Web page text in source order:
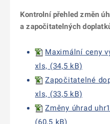
Kontrolní přehled změn
a započitatelných
Maximální ceny
xls, (34,5 kB)
Započitatelné
xls, (33,5 kB)
Změny úhrad
(60,5 kB)